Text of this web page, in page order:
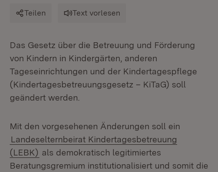
Teilen Text vorlesen
Das Gesetz über die Betreuung und Förderung
von Kindern in Kindergärten, anderen
Tageseinrichtungen und der Kindertagespflege
(Kindertagesbetreuungsgesetz – KiTaG) soll
geändert werden.
Mit den vorgesehenen Änderungen soll ein
Landeselternbeirat Kindertagesbetreuung
(LEBK) als demokratisch legitimiertes
Beratungsgremium institutionalisiert und somit die